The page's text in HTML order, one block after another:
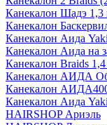
Канекалон Шадэ 1,3
Канекалон
Канекалон Аида
Канекалон Аида на
Канекалон Braids
Канекалон АИДА
Канекалон
Канекалон Аида
HAIRSHOP Ариэль